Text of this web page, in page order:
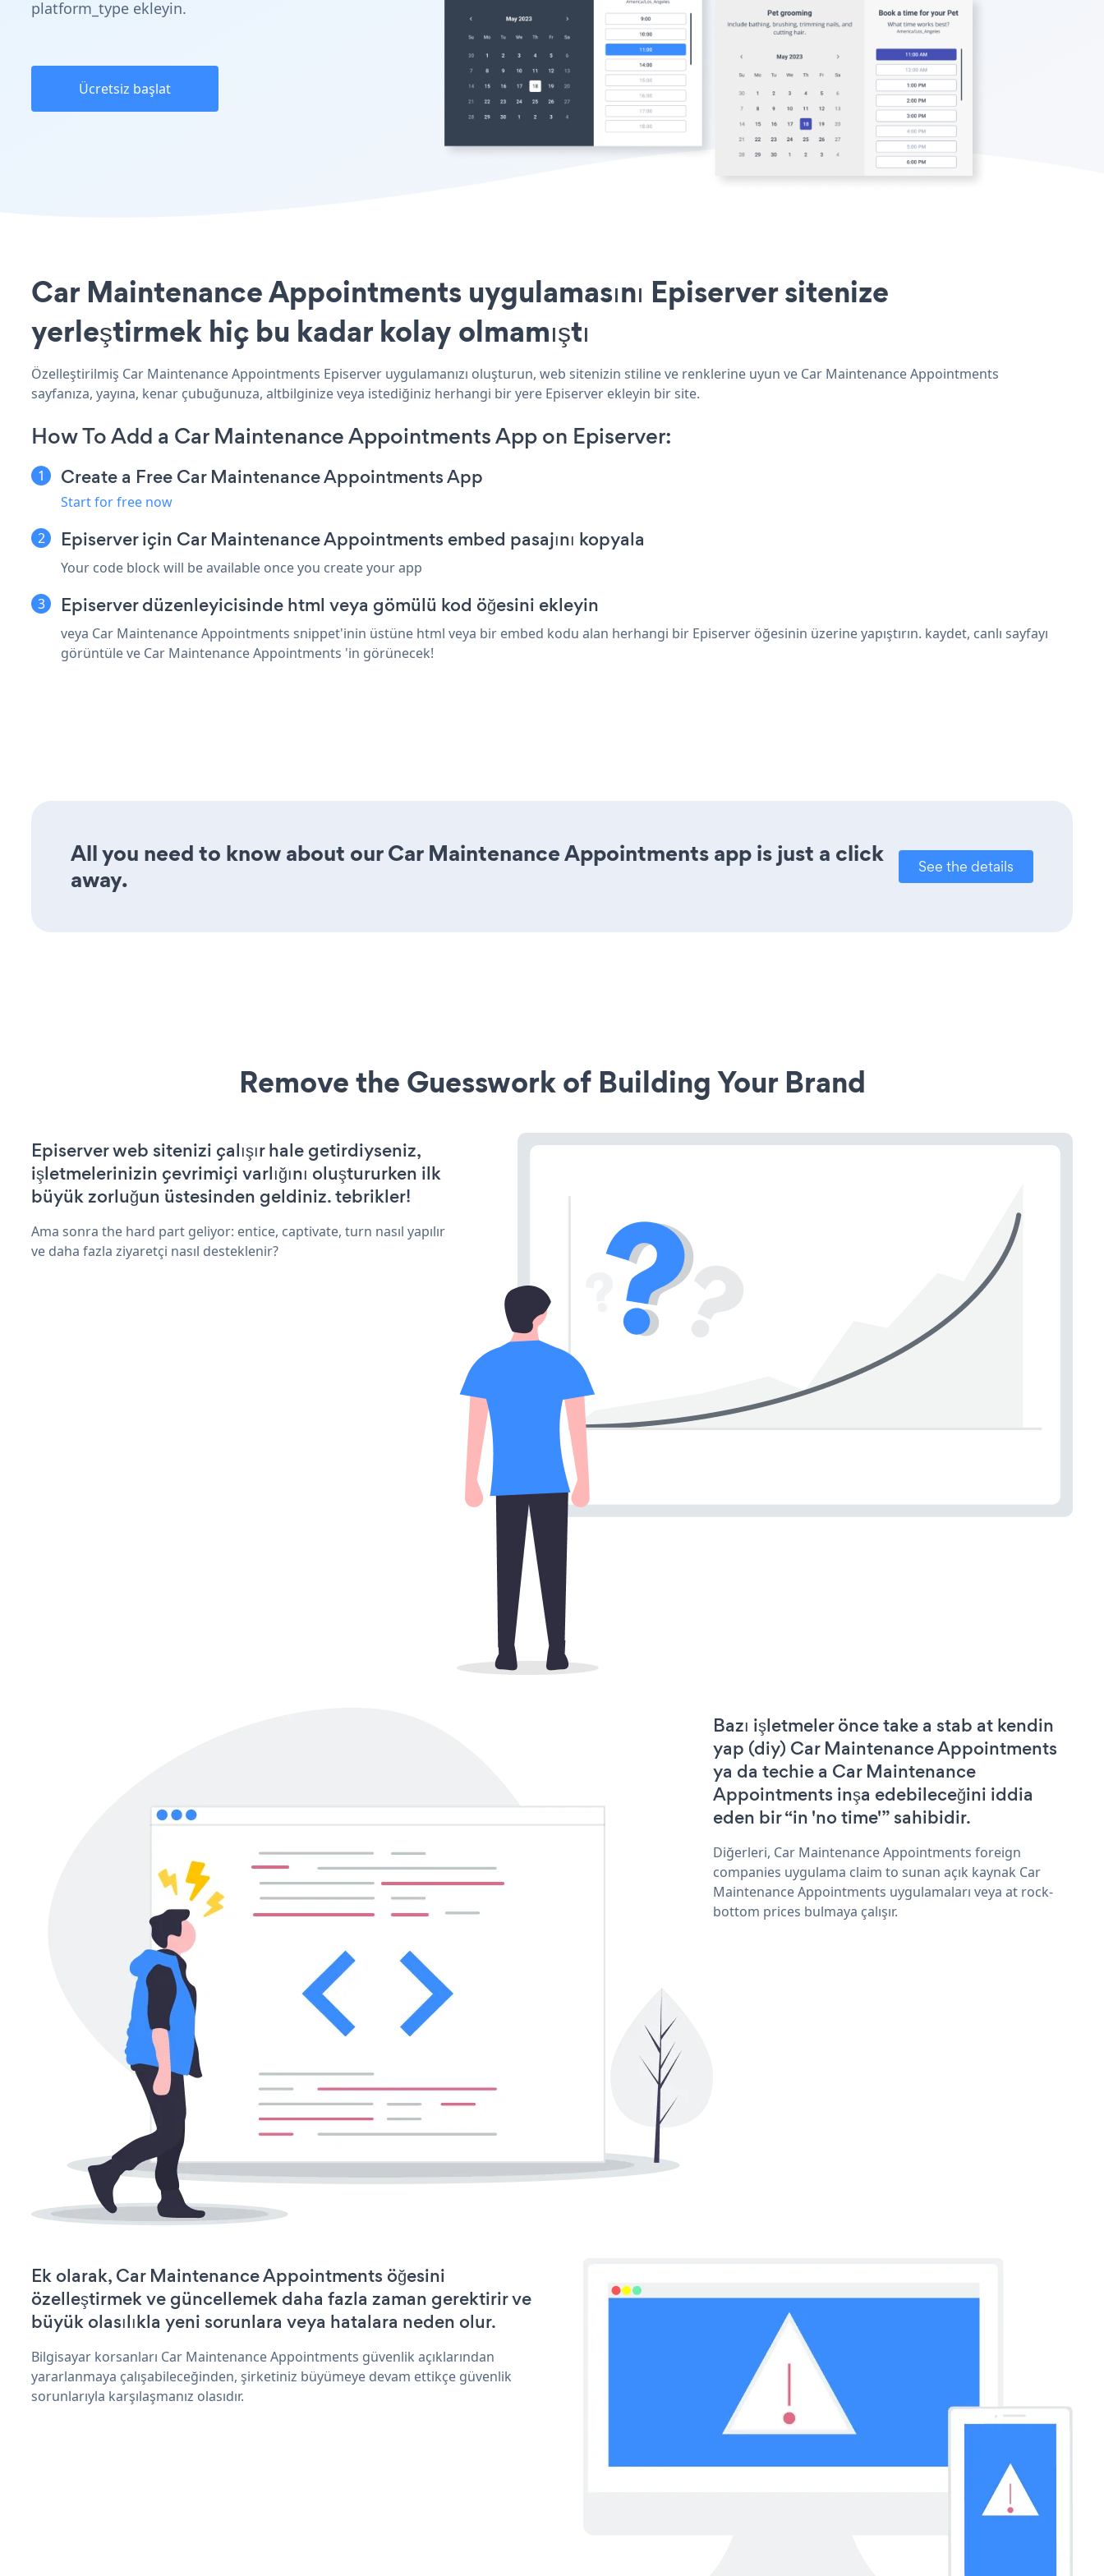
platform_type ekleyin.
Ücretsiz başlat
Car Maintenance Appointments uygulamasını Episerver sitenize
yerleştirmek hiç bu kadar kolay olmamıştı
Özelleştirilmiş Car Maintenance Appointments Episerver uygulamanızı oluşturun, web sitenizin stiline ve renklerine uyun ve Car Maintenance Appointments
sayfanıza, yayına, kenar çubuğunuza, altbilginize veya istediğiniz herhangi bir yere Episerver ekleyin bir site.
How To Add a Car Maintenance Appointments App on Episerver:
Create a Free Car Maintenance Appointments App
Start for free now
Episerver için Car Maintenance Appointments embed pasajını kopyala
Your code block will be available once you create your app
Episerver düzenleyicisinde html veya gömülü kod öğesini ekleyin
veya Car Maintenance Appointments snippet'inin üstüne html veya bir embed kodu alan herhangi bir Episerver öğesinin üzerine yapıştırın. kaydet, canlı sayfayı
görüntüle ve Car Maintenance Appointments 'in görünecek!
All you need to know about our Car Maintenance Appointments app is just a click
away.
See the details
Remove the Guesswork of Building Your Brand
Episerver web sitenizi çalışır hale getirdiyseniz,
işletmelerinizin çevrimiçi varlığını oluştururken ilk
büyük zorluğun üstesinden geldiniz. tebrikler!
Ama sonra the hard part geliyor: entice, captivate, turn nasıl yapılır
ve daha fazla ziyaretçi nasıl desteklenir?
Bazı işletmeler önce take a stab at kendin
yap (diy) Car Maintenance Appointments
ya da techie a Car Maintenance
Appointments inşa edebileceğini iddia
eden bir “in 'no time'” sahibidir.
Diğerleri, Car Maintenance Appointments foreign
companies uygulama claim to sunan açık kaynak Car
Maintenance Appointments uygulamaları veya at rock-
bottom prices bulmaya çalışır.
Ek olarak, Car Maintenance Appointments öğesini
özelleştirmek ve güncellemek daha fazla zaman gerektirir ve
büyük olasılıkla yeni sorunlara veya hatalara neden olur.
Bilgisayar korsanları Car Maintenance Appointments güvenlik açıklarından
yararlanmaya çalışabileceğinden, şirketiniz büyümeye devam ettikçe güvenlik
sorunlarıyla karşılaşmanız olasıdır.